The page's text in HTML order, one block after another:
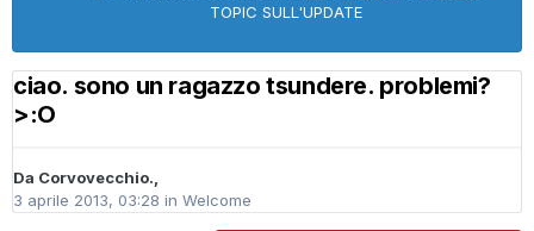
TOPIC SULL'UPDATE
ciao. sono un ragazzo tsundere. problemi?
>:O
Da Corvovecchio.,
3 aprile 2013, 03:28 in Welcome